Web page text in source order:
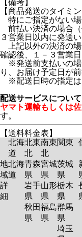
【備考】
【商品発送のタイミン
特にご指定がない場
前払い決済の場合
３営業日以内に発送い
上記以外の決済の
確認後、１－３営業
※発送前支払いの場
り、お届け予定日が
※配送日時の指定は
配送サービスについて
ヤマト運輸もしくは
す。
【送料料金表】
北海
道
北東
北
南東
北
関東
地
域
詳
細
北海
道
青森
県
岩手
県
秋田
県
宮城
県
山形
県
福島
県
茨城
県
栃木
県
群馬
県
埼玉